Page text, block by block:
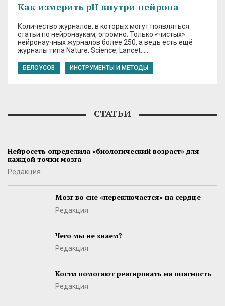
Как измерить pH внутри нейрона
Количество журналов, в которых могут появляться
статьи по нейронаукам, огромно. Только «чистых»
нейронаучных журналов более 250, а ведь есть ещё
журналы типа Nature, Science, Lancet……
БЕЛОУСОВ ИНСТРУМЕНТЫ И МЕТОДЫ
СТАТЬИ
Нейросеть определила «биологический возраст» для
каждой точки мозга
Редакция
Мозг во сне «переключается» на сердце
Редакция
Чего мы не знаем?
Редакция
Кости помогают реагировать на опасность
Редакция